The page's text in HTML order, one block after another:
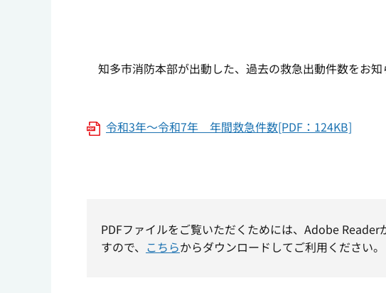
知多市消防本部が出動した、過去の救急出動件数をお知
令和3年～令和7年 年間救急件数[PDF：124KB]
PDFファイルをご覧いただくためには、Adobe
すので、 こちらからダウンロードしてご利用ください。